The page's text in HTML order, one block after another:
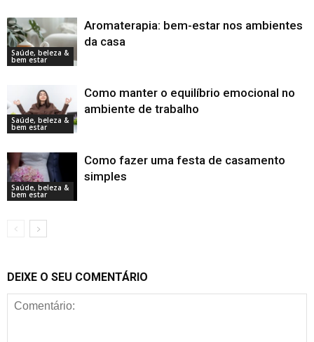
Saúde, beleza &
bem estar
Aromaterapia: bem-estar nos ambientes
da casa
Saúde, beleza &
bem estar
Como manter o equilíbrio emocional no
ambiente de trabalho
Saúde, beleza &
bem estar
Como fazer uma festa de casamento
simples
DEIXE O SEU COMENTÁRIO